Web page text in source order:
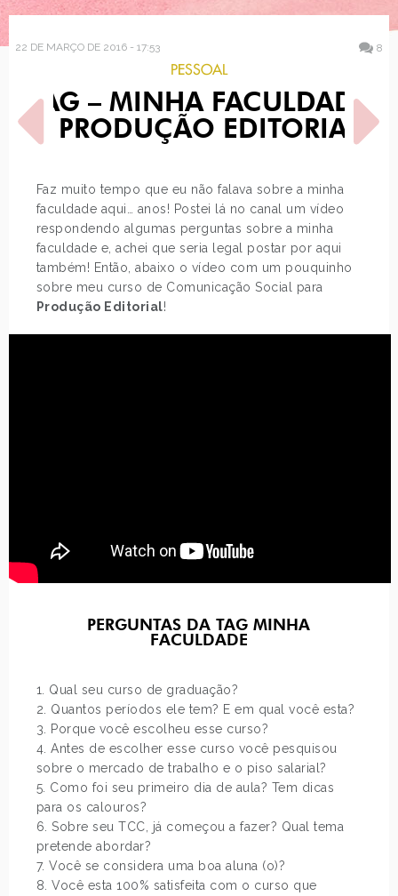
22 DE MARÇO DE 2016 - 17:53 8
PESSOAL
TAG – MINHA FACULDADE
– PRODUÇÃO EDITORIAL
Faz muito tempo que eu não falava sobre a minha
faculdade aqui… anos! Postei lá no canal um vídeo
respondendo algumas perguntas sobre a minha
faculdade e, achei que seria legal postar por aqui
também! Então, abaixo o vídeo com um pouquinho
sobre meu curso de Comunicação Social para
Produção Editorial!
PERGUNTAS DA TAG MINHA
FACULDADE
1. Qual seu curso de graduação?
2. Quantos períodos ele tem? E em qual você esta?
3. Porque você escolheu esse curso?
4. Antes de escolher esse curso você pesquisou
sobre o mercado de trabalho e o piso salarial?
5. Como foi seu primeiro dia de aula? Tem dicas
para os calouros?
6. Sobre seu TCC, já começou a fazer? Qual tema
pretende abordar?
7. Você se considera uma boa aluna (o)?
8. Você esta 100% satisfeita com o curso que
POST ANTERIOR
DECORAÇÃO: SUBWAY
TILES
PRÓXIMO POST
MÃE DE MENINO: MIRANDA
KERR E FLYNN